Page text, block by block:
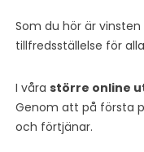
Som du hör är
tillfredsställelse för
I våra större online
Genom att på första
och förtjänar.